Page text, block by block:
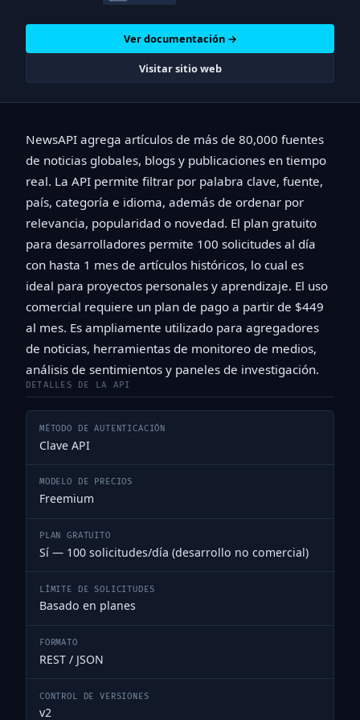
Ver documentación →
Visitar sitio web
NewsAPI agrega artículos de más de 80,000 fuentes
de noticias globales, blogs y publicaciones en tiempo
real. La API permite filtrar por palabra clave, fuente,
país, categoría e idioma, además de ordenar por
relevancia, popularidad o novedad. El plan gratuito
para desarrolladores permite 100 solicitudes al día
con hasta 1 mes de artículos históricos, lo cual es
ideal para proyectos personales y aprendizaje. El uso
comercial requiere un plan de pago a partir de $449
al mes. Es ampliamente utilizado para agregadores
de noticias, herramientas de monitoreo de medios,
análisis de sentimientos y paneles de investigación.
DETALLES DE LA API
MÉTODO DE AUTENTICACIÓN
Clave API
MODELO DE PRECIOS
Freemium
PLAN GRATUITO
Sí — 100 solicitudes/día (desarrollo no comercial)
LÍMITE DE SOLICITUDES
Basado en planes
FORMATO
REST / JSON
CONTROL DE VERSIONES
v2